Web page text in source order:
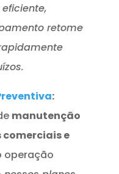
retome
:
manutenção
comerciais e
operação